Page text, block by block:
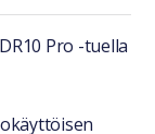
Pro -tuella